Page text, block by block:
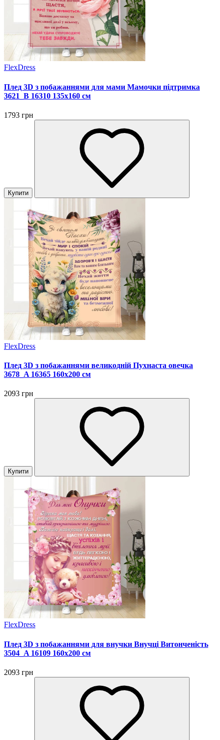
FlexDress
Плед 3D з побажаннями для мами Мамочки підтримка
3621_B 16310 135х160 см
1793 грн
Купити
FlexDress
Плед 3D з побажаннями великодній Пухнаста овечка
3678_A 16365 160х200 см
2093 грн
Купити
FlexDress
Плед 3D з побажаннями для внучки Внучці Витонченість
3504_A 16109 160х200 см
2093 грн